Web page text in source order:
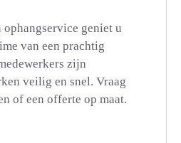
geniet u
van een prachtig
zijn
veilig en snel. Vraag
of een offerte op maat.